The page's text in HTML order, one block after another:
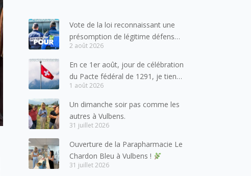
Vote de la loi reconnaissant une
présomption de légitime défense
pour les forces de l’ordre
2 août 2026
En ce 1er août, jour de célébration
du Pacte fédéral de 1291, je tiens
à adresser mes meilleures
salutations à nos voisins et amis
suisses, et plus particulièrement
aux habitants du bassin genevois
lesquels la Haute-Savoie
entretient des liens étroits et
quotidiens.
1 août 2026
Un dimanche soir pas comme les
autres à Vulbens.
31 juillet 2026
Ouverture de la Parapharmacie Le
Chardon Bleu à Vulbens !
31 juillet 2026